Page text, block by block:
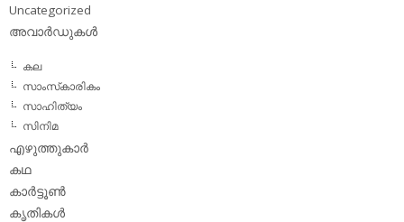
Uncategorized
അവാര്‍ഡുകള്‍
കല
സാംസ്‌കാരികം
സാഹിത്യം
സിനിമ
എഴുത്തുകാര്‍
കഥ
കാര്‍ട്ടൂണ്‍
കൃതികള്‍